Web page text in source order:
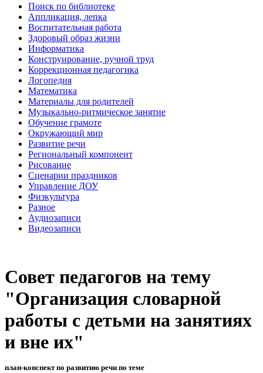
Поиск по библиотеке
Аппликация, лепка
Воспитательная работа
Здоровый образ жизни
Информатика
Конструирование, ручной труд
Коррекционная педагогика
Логопедия
Математика
Материалы для родителей
Музыкально-ритмическое занятие
Обучение грамоте
Окружающий мир
Развитие речи
Региональный компонент
Рисование
Сценарии праздников
Управление ДОУ
Физкультура
Разное
Аудиозаписи
Видеозаписи
Совет педагогов на тему
"Организация словарной
работы с детьми на занятиях
и вне их"
план-конспект по развитию речи по теме